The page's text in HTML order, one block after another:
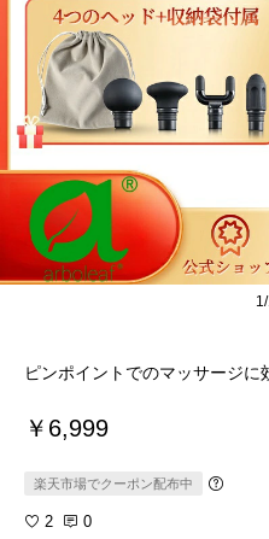
ピンポイントでのマッサージに
￥6,999
楽天市場でクーポン配布中
2 0